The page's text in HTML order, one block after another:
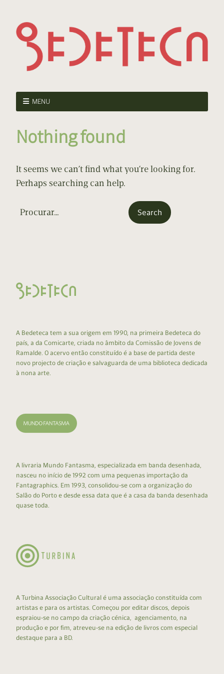
MENU
Nothing found
It seems we can’t find what you’re looking for.
Perhaps searching can help.
A Bedeteca tem a sua origem em 1990, na primeira Bedeteca do
país, a da Comicarte, criada no âmbito da Comissão de Jovens de
Ramalde. O acervo então constituído é a base de partida deste
novo projecto de criação e salvaguarda de uma biblioteca dedicada
à nona arte.
A livraria Mundo Fantasma, especializada em banda desenhada,
nasceu no início de 1992 com uma pequenas importação da
Fantagraphics. Em 1993, consolidou-se com a organização do
Salão do Porto e desde essa data que é a casa da banda desenhada
quase toda.
A Turbina Associação Cultural é uma associação constituída com
artistas e para os artistas. Começou por editar discos, depois
espraiou-se no campo da criação cénica, agenciamento, na
produção e por fim, atreveu-se na edição de livros com especial
destaque para a BD.